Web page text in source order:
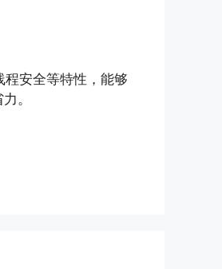
安全等特性，能够
。